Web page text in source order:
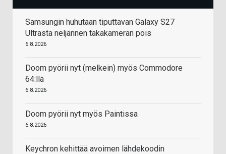
Samsungin huhutaan tiputtavan Galaxy S27
Ultrasta neljännen takakameran pois
6.8.2026
Doom pyörii nyt (melkein) myös Commodore
64:llä
6.8.2026
Doom pyörii nyt myös Paintissa
6.8.2026
Keychron kehittää avoimen lähdekoodin